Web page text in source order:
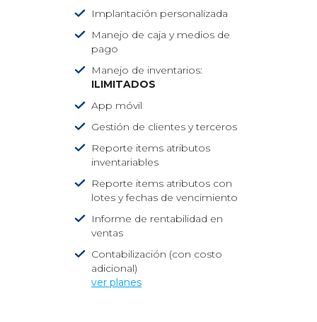
Implantación personalizada
Manejo de caja y medios de
pago
Manejo de inventarios:
ILIMITADOS
App móvil
Gestión de clientes y terceros
Reporte items atributos
inventariables
Reporte items atributos con
lotes y fechas de vencimiento
Informe de rentabilidad en
ventas
Contabilización (con costo
adicional)
ver planes